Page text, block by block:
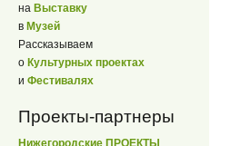
на Выставку
в Музей
Рассказываем
о Культурных проектах
и Фестивалях
Проекты-партнеры
Нижегородские ПРОЕКТЫ